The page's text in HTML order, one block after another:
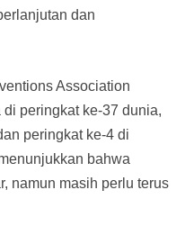
dan
Association
peringkat ke-37 dunia,
peringkat ke-4 di
bahwa
namun masih perlu terus